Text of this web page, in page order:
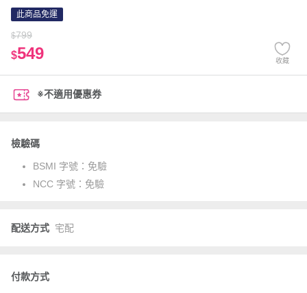
此商品免運
$799
$549 收藏
※不適用優惠券
檢驗碼
BSMI 字號： 免驗
NCC 字號： 免驗
配送方式 宅配
付款方式